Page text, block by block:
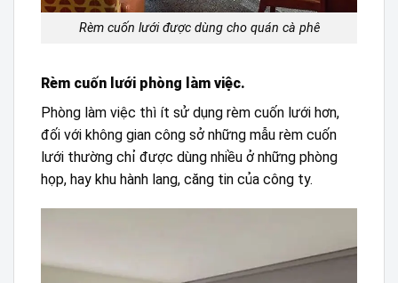
Rèm cuốn lưới được dùng cho quán cà phê
Rèm cuốn lưới phòng làm việc.
Phòng làm việc thì ít sử dụng rèm cuốn lưới hơn,
đối với không gian công sở những mẫu rèm cuốn
lưới thường chỉ được dùng nhiều ở những phòng
họp, hay khu hành lang, căng tin của công ty.